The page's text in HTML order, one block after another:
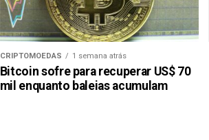
CRIPTOMOEDAS 1 semana atrás
Bitcoin sofre para recuperar US$ 70
mil enquanto baleias acumulam